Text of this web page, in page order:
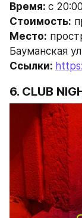
Время: с
Стоимость:
Место:
Бауманская
Ссылки:
6. CLUB